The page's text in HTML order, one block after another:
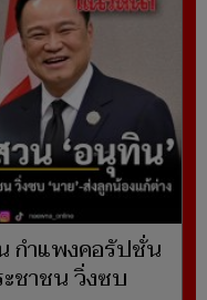
กำแพงคอรัปชั่น
ชาชน วิ่งซบ